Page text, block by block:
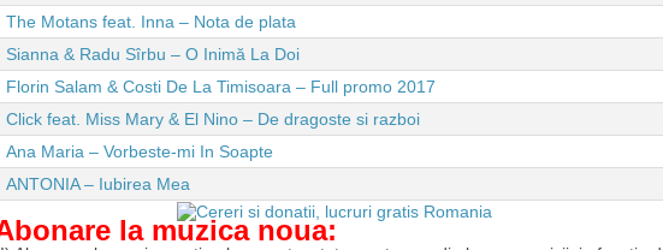
The Motans feat. Inna – Nota de plata
Sianna & Radu Sîrbu – O Inimă La Doi
Florin Salam & Costi De La Timisoara – Full promo 2017
Click feat. Miss Mary & El Nino – De dragoste si razboi
Ana Maria – Vorbeste-mi In Soapte
ANTONIA – Iubirea Mea
la muzica noua: